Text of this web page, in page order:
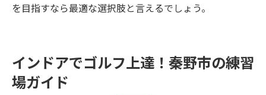
を目指すなら最適な選択肢と言えるでしょう。
インドアでゴルフ上達！秦野市の練習
場ガイド